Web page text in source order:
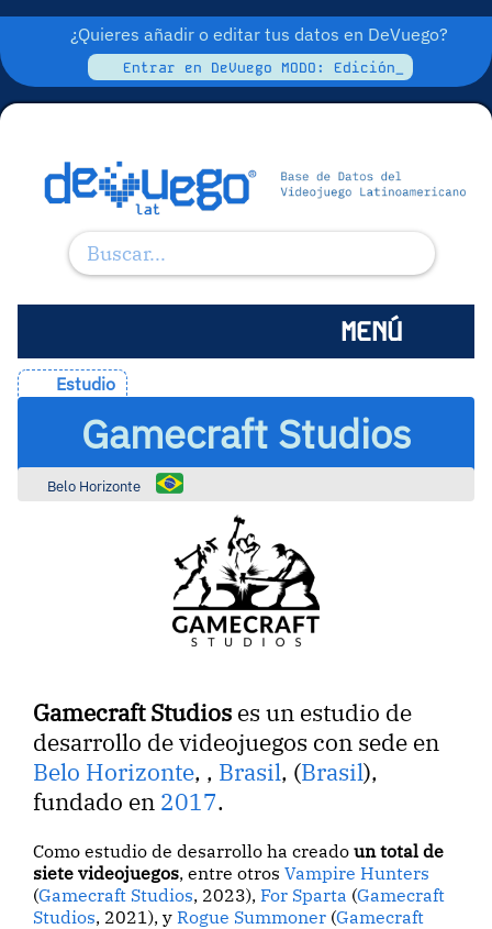
¿Quieres añadir o editar tus datos en DeVuego?
Entrar en DeVuego MODO: Edición_
MENÚ
Estudio
Gamecraft Studios
Belo Horizonte
Gamecraft Studios es un estudio de
desarrollo de videojuegos con sede en
Belo Horizonte, , Brasil, (Brasil),
fundado en 2017.
Como estudio de desarrollo ha creadoun total de
siete videojuegos, entre otrosVampire Hunters
(Gamecraft Studios, 2023),For Sparta (Gamecraft
Studios, 2021), yRogue Summoner (Gamecraft